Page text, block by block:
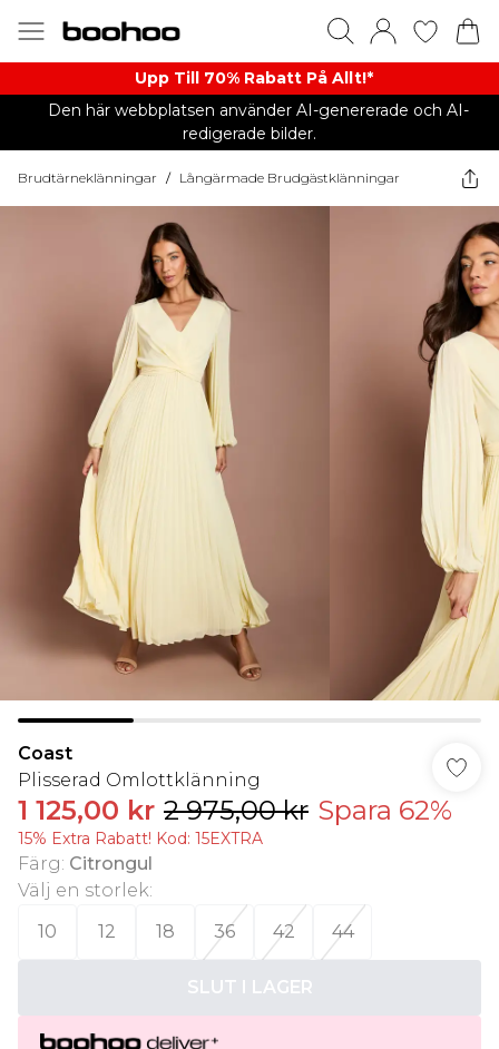
Upp Till 70% Rabatt På Allt!*
Den här webbplatsen använder AI-genererade och AI-
redigerade bilder.
Brudtärneklänningar / Långärmade Brudgästklänningar
Coast
Plisserad Omlottklänning
1 125,00 kr 2 975,00 kr Spara 62%
15% Extra Rabatt! Kod: 15EXTRA
Färg: Citrongul
Välj en storlek:
10
12 18 36 42 44
SLUT I LAGER